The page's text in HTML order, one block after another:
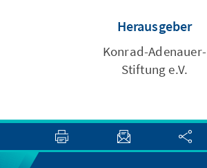
Herausgeber
Konrad-Adenauer-
Stiftung e.V.